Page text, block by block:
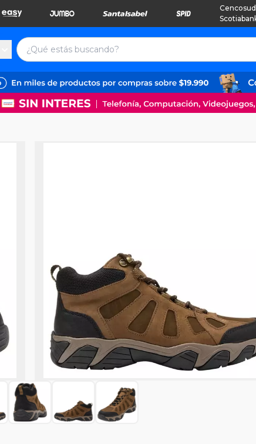
Cencosud